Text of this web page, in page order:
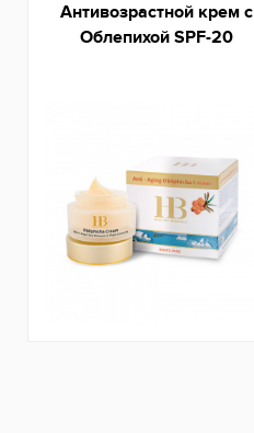
Антивозрастной крем с
Облепихой SPF-20